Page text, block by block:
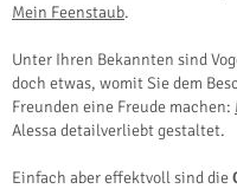
Mein Feenstaub.
Unter Ihren Bekannten sind
doch etwas, womit Sie dem
Freunden eine Freude machen:
Alessa detailverliebt gestaltet.
Einfach aber effektvoll sind die